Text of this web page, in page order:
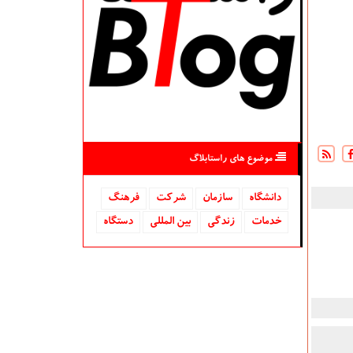
موضوع های راستابلاگ
دانشگاه‌ سازمان شركت
فرهنگ
خدمات
زندگی بین المللی دستگاه